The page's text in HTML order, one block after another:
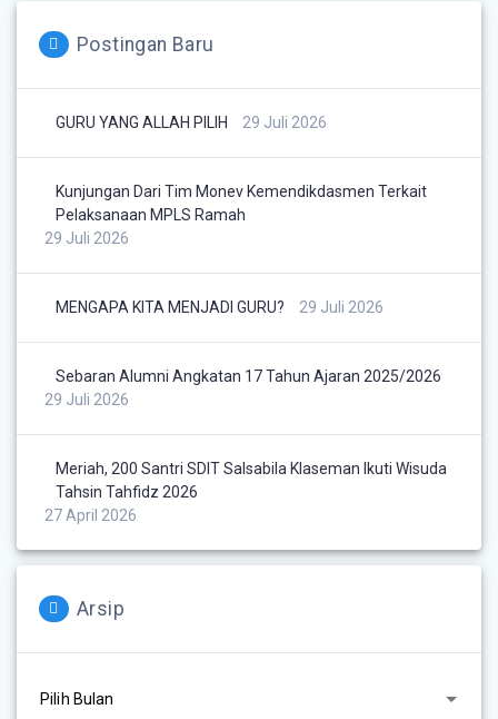
Postingan Baru
GURU YANG ALLAH PILIH 29 Juli 2026
Kunjungan Dari Tim Monev Kemendikdasmen Terkait
Pelaksanaan MPLS Ramah
29 Juli 2026
MENGAPA KITA MENJADI GURU? 29 Juli 2026
Sebaran Alumni Angkatan 17 Tahun Ajaran 2025/2026
29 Juli 2026
Meriah, 200 Santri SDIT Salsabila Klaseman Ikuti Wisuda
Tahsin Tahfidz 2026
27 April 2026
Arsip